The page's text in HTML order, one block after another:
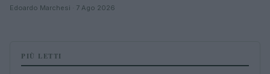
Edoardo Marchesi · 7 Ago 2026
PIÙ LETTI